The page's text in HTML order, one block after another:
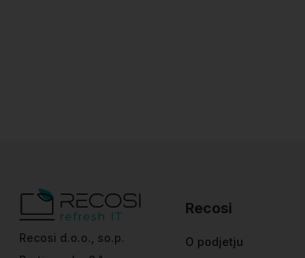
Recosi d.o.o., so.p.
Recosi
O podjetju